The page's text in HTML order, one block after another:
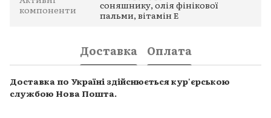
компоненти
соняшнику, олія фінікової
пальми, вітамін Е
Доставка Оплата
Доставка по Україні здійснюється кур'єрською
службою Нова Пошта.